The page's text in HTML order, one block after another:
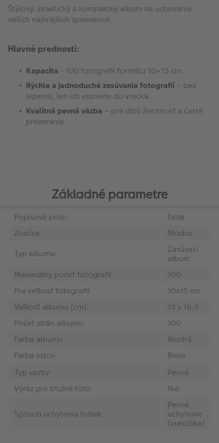
Štýlový, praktický a kompaktný album na uchovanie
vašich najkrajších spomienok.
Hlavné prednosti:
Kapacita - 100 fotografií formátu 10×15 cm
Rýchle a jednoduché zasúvanie fotografií – bez
lepenia, len ich vsuniete do vrecka.
Kvalitná pevná väzba – pre dlhú životnosť a časté
prezeranie
Základné parametre
Popisové pole:
false
Značka:
Modus
Typ albumu:
Zasúvací
album
Maximálny počet fotografií:
100
Pre veľkosť fotografií:
10x15 cm
Veľkosť albumu (cm):
13 x 16,5
Počet strán albumu:
100
Farba albumu:
Modrá
Farba listov:
Biela
Typ väzby:
Pevná
Výrez pre titulné foto:
Nie
Spôsob uchytenia fotiek:
Pevné
uchytenie
(vrecúška)